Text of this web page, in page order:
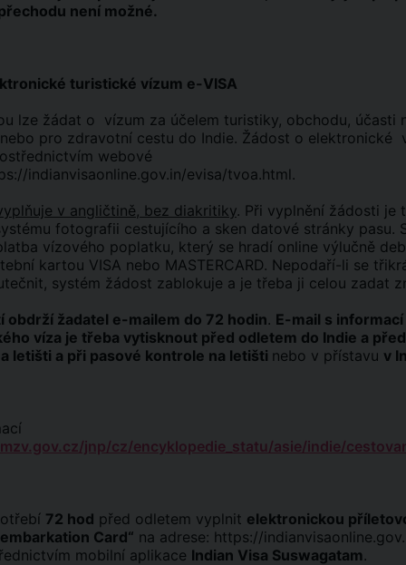
není možné.
turistické vízum e-VISA
lze žádat o vízum za účelem turistiky, obchodu, účasti
pro zdravotní cestu do Indie. Žádost o elektronické
webové
indianvisaonline.gov.in/evisa/tvoa.html .
v angličtině, bez diakritiky. Při vyplnění žádosti je
fotografii cestujícího a sken datové stránky pasu.
vízového poplatku, který se hradí online výlučně
kartou VISA nebo MASTERCARD. Nepodaří-li se
systém žádost zablokuje a je třeba ji celou zadat
obdrží žadatel e-mailem do 72 hodin. E-mail s
víza je třeba vytisknout před odletem do Indie a
letišti a při pasové kontrole na letišti nebo v přístavu v
jnp/cz/encyklopedie_statu/asie/indie/
72 hod před odletem vyplnit elektronickou
Card“ na adrese: https://
mobilní aplikace Indian Visa Suswagatam.